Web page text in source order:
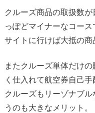
クルーズ商品の取扱数
っぽどマイナーなコー
サイトに行けば大抵の商
またクルーズ単体だけ
く仕入れて航空券自己
クルーズもリーゾナブ
うのも大きなメリット。